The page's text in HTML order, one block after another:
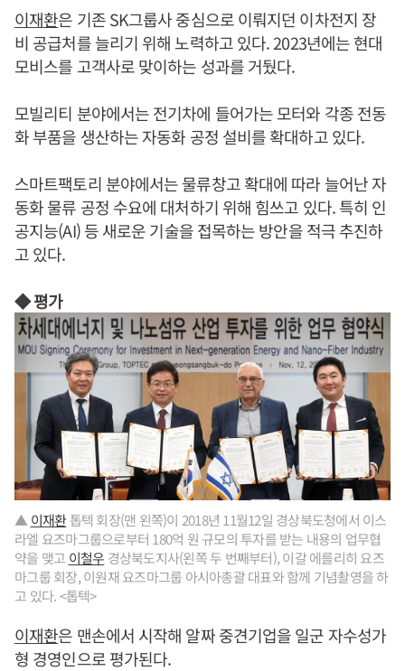
이재환은 기존 SK그룹사 중심으로 이뤄지던 이차전지 장
비 공급처를 늘리기 위해 노력하고 있다. 2023년에는 현대
모비스를 고객사로 맞이하는 성과를 거뒀다.
모빌리티 분야에서는 전기차에 들어가는 모터와 각종 전동
화 부품을 생산하는 자동화 공정 설비를 확대하고 있다.
스마트팩토리 분야에서는 물류창고 확대에 따라 늘어난 자
동화 물류 공정 수요에 대처하기 위해 힘쓰고 있다. 특히 인
공지능(AI) 등 새로운 기술을 접목하는 방안을 적극 추진하
고 있다.
◆ 평가
▲ 이재환톱텍 회장(맨 왼쪽)이 2018년 11월12일 경상북도청에서 이스
라엘 요즈마그룹으로부터 180억 원 규모의 투자를 받는 내용의 업무협
약을 맺고 이철우 경상북도지사(왼쪽 두 번째부터), 이갈 에를리히 요즈
마그룹 회장, 이원재 요즈마그룹 아시아총괄 대표와 함께 기념촬영을 하
고 있다. <톱텍>
이재환은 맨손에서 시작해 알짜 중견기업을 일군 자수성가
형 경영인으로 평가된다.